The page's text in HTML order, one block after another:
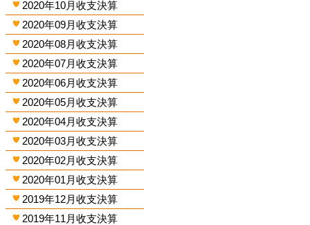
2020年10月收支決算
2020年09月收支決算
2020年08月收支決算
2020年07月收支決算
2020年06月收支決算
2020年05月收支決算
2020年04月收支決算
2020年03月收支決算
2020年02月收支決算
2020年01月收支決算
2019年12月收支決算
2019年11月收支決算